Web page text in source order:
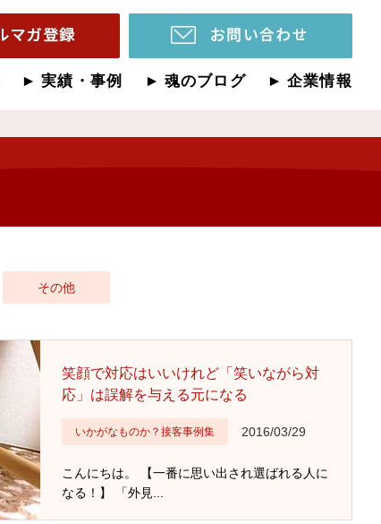
実績・事例 魂のブログ 企業情報
その他
笑顔で対応はいいけれど「笑いながら対
応」は誤解を与える元になる
いかがなものか？接客事例集 2016/03/29
こんにちは。 【一番に思い出され選ばれる人に
なる！】 「外見...